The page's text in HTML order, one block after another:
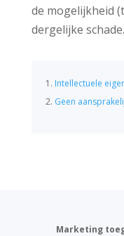
de mogelijkheid
dergelijke schade.
Intellectuele
Geen
Marketing